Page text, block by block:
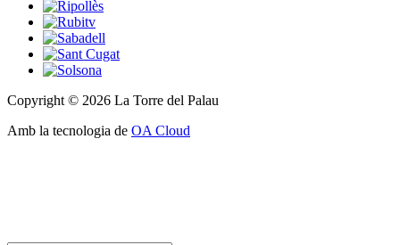
Copyright © 2026 La Torre del Palau
Amb la tecnologia de OA Cloud